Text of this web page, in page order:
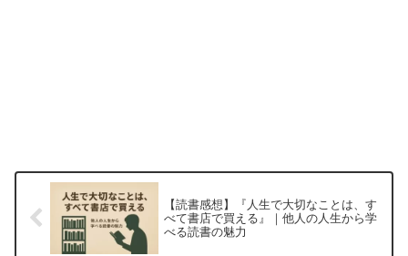
【読書感想】『人生で大切なことは、す
べて書店で買える』｜他人の人生から学
べる読書の魅力